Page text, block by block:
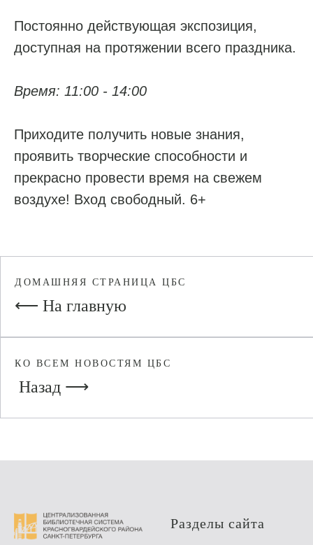
Постоянно действующая экспозиция,
доступная на протяжении всего праздника.
Время: 11:00 - 14:00
Приходите получить новые знания,
проявить творческие способности и
прекрасно провести время на свежем
воздухе! Вход свободный. 6+
ДОМАШНЯЯ СТРАНИЦА ЦБС
⟵ На главную
КО ВСЕМ НОВОСТЯМ ЦБС
Назад ⟶
Разделы сайта